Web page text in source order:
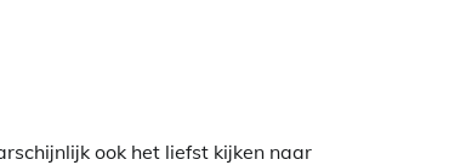
ook het liefst kijken naar